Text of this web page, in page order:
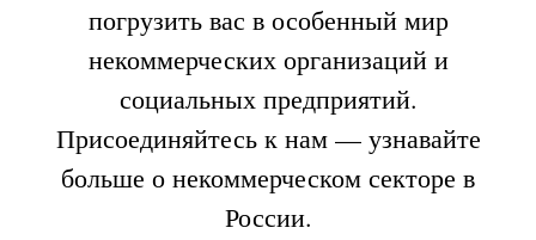
погрузить вас в особенный мир
некоммерческих организаций и
социальных предприятий.
Присоединяйтесь к нам — узнавайте
больше о некоммерческом секторе в
России.